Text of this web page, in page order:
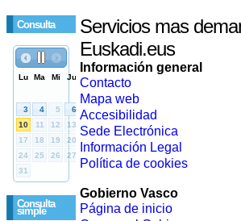
Consulta
Consulta
simple
Servicios mas
Euskadi.eus
Información general
Contacto
Mapa web
Accesibilidad
Sede Electrónica
Información Legal
Política de cookies
Gobierno Vasco
Página de inicio